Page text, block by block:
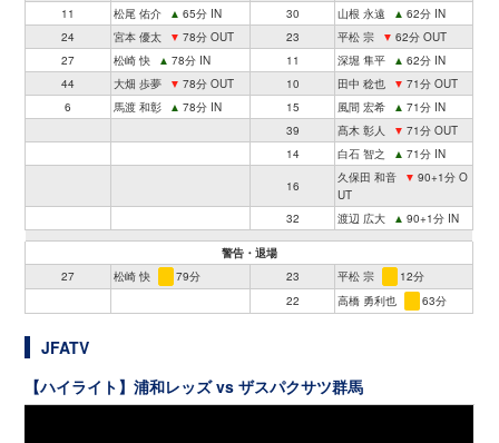
11
松尾 佑介 ▲ 65分 IN 30 山根 永遠 ▲ 62分 IN
24
宮本 優太 ▼ 78分 OUT 23 平松 宗 ▼ 62分 OUT
27
松崎 快 ▲ 78分 IN 11 深堀 隼平 ▲ 62分 IN
44
大畑 歩夢 ▼ 78分 OUT 10 田中 稔也 ▼ 71分 OUT
6
馬渡 和彰 ▲ 78分 IN 15 風間 宏希 ▲ 71分 IN
39
髙木 彰人 ▼ 71分 OUT
14
白石 智之 ▲ 71分 IN
16
久保田 和音 ▼ 90+1分 O
UT
32
渡辺 広大 ▲ 90+1分 IN
警告・退場
27
松崎 快 79分 23 平松 宗
12分
22
高橋 勇利也 63分
JFATV
【ハイライト】浦和レッズ vs ザスパクサツ群馬